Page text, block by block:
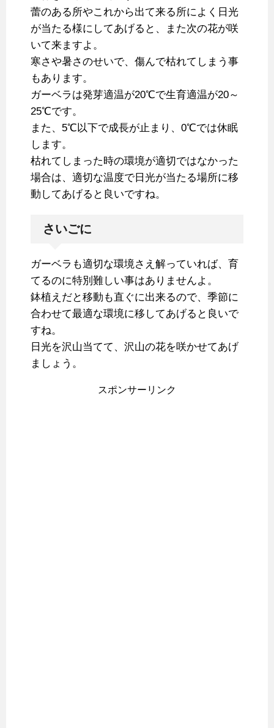
蕾のある所やこれから出て来る所によく日光
が当たる様にしてあげると、また次の花が咲
いて来ますよ。
寒さや暑さのせいで、傷んで枯れてしまう事
もあります。
ガーベラは発芽適温が20℃で生育適温が20～
25℃です。
また、5℃以下で成長が止まり、0℃では休眠
します。
枯れてしまった時の環境が適切ではなかった
場合は、適切な温度で日光が当たる場所に移
動してあげると良いですね。
さいごに
ガーベラも適切な環境さえ解っていれば、育
てるのに特別難しい事はありませんよ。
鉢植えだと移動も直ぐに出来るので、季節に
合わせて最適な環境に移してあげると良いで
すね。
日光を沢山当てて、沢山の花を咲かせてあげ
ましょう。
スポンサーリンク